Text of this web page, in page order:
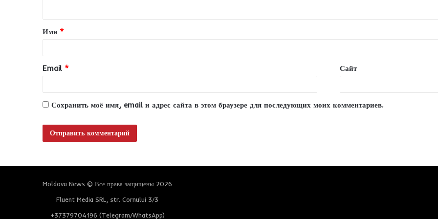
т
а
и
й
*
Имя *
Email * Сайт
Сохранить моё имя, email и адрес сайта в этом браузере для последующих моих комментариев.
Moldova News © Все права защищены 2026
Fluent Media SRL, str. Cornului 3/3
+37379704196 (Telegram/WhatsApp)